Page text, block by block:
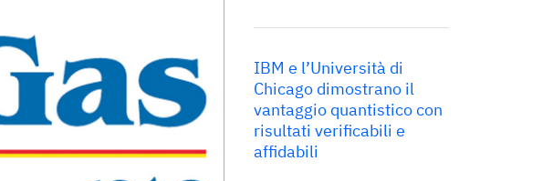
IBM e l’Università di
Chicago dimostrano il
vantaggio quantistico con
risultati verificabili e
affidabili